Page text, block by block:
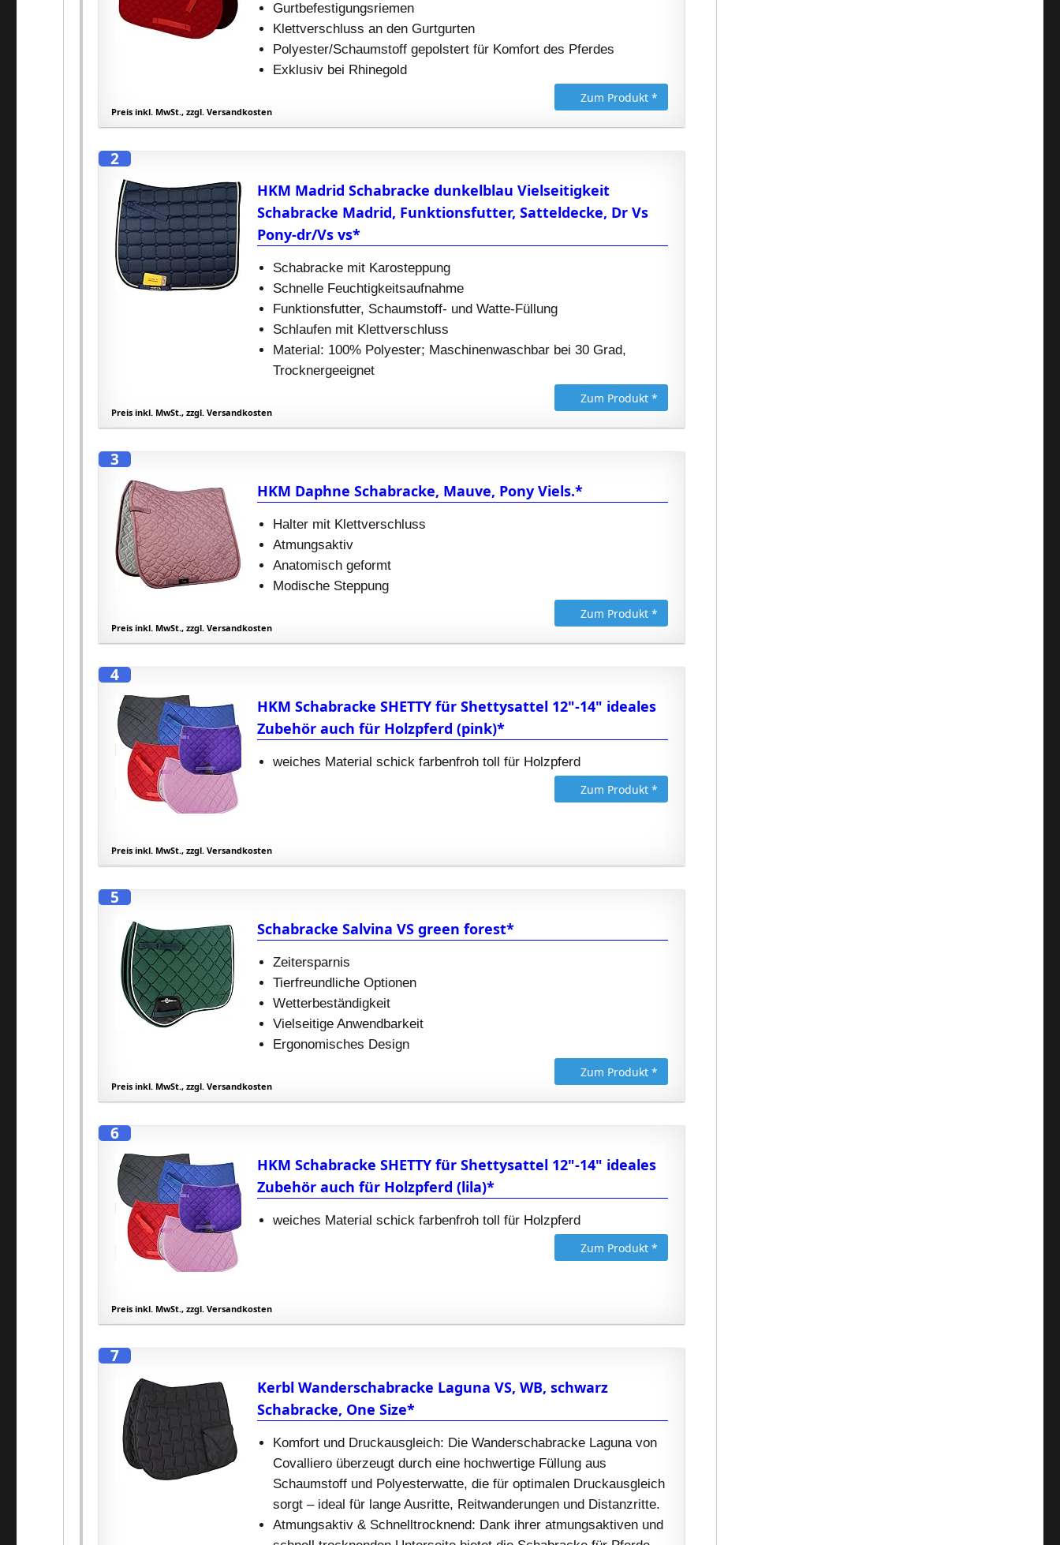
Gurtbefestigungsriemen
Klettverschluss an den Gurtgurten
Polyester/Schaumstoff gepolstert für Komfort des Pferdes
Exklusiv bei Rhinegold
Zum Produkt *
Preis inkl. MwSt., zzgl. Versandkosten
2
HKM Madrid Schabracke dunkelblau Vielseitigkeit
Schabracke Madrid, Funktionsfutter, Satteldecke, Dr Vs
Pony-dr/Vs vs*
Schabracke mit Karosteppung
Schnelle Feuchtigkeitsaufnahme
Funktionsfutter, Schaumstoff- und Watte-Füllung
Schlaufen mit Klettverschluss
Material: 100% Polyester; Maschinenwaschbar bei 30 Grad,
Trocknergeeignet
Zum Produkt *
Preis inkl. MwSt., zzgl. Versandkosten
3
HKM Daphne Schabracke, Mauve, Pony Viels.*
Halter mit Klettverschluss
Atmungsaktiv
Anatomisch geformt
Modische Steppung
Zum Produkt *
Preis inkl. MwSt., zzgl. Versandkosten
4
HKM Schabracke SHETTY für Shettysattel 12"-14" ideales
Zubehör auch für Holzpferd (pink)*
weiches Material schick farbenfroh toll für Holzpferd
Zum Produkt *
Preis inkl. MwSt., zzgl. Versandkosten
5
Schabracke Salvina VS green forest*
Zeitersparnis
Tierfreundliche Optionen
Wetterbeständigkeit
Vielseitige Anwendbarkeit
Ergonomisches Design
Zum Produkt *
Preis inkl. MwSt., zzgl. Versandkosten
6
HKM Schabracke SHETTY für Shettysattel 12"-14" ideales
Zubehör auch für Holzpferd (lila)*
weiches Material schick farbenfroh toll für Holzpferd
Zum Produkt *
Preis inkl. MwSt., zzgl. Versandkosten
7
Kerbl Wanderschabracke Laguna VS, WB, schwarz
Schabracke, One Size*
Komfort und Druckausgleich: Die Wanderschabracke Laguna von
Covalliero überzeugt durch eine hochwertige Füllung aus
Schaumstoff und Polyesterwatte, die für optimalen Druckausgleich
sorgt – ideal für lange Ausritte, Reitwanderungen und Distanzritte.
Atmungsaktiv & Schnelltrocknend: Dank ihrer atmungsaktiven und